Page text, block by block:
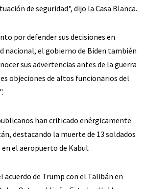
de seguridad", dijo la Casa Blanca.
por defender sus decisiones en
nacional, el gobierno de Biden también
sus advertencias antes de la guerra
objeciones de altos funcionarios del
han criticado enérgicamente
destacando la muerte de 13 soldados
el aeropuerto de Kabul.
acuerdo de Trump con el Talibán en